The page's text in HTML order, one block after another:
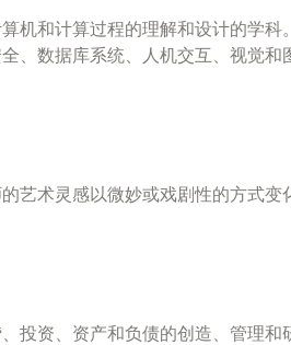
机和计算过程的理解和设计的学
、数据库系统、人机交互、视觉和
艺术灵感以微妙或戏剧性的方式
投资、资产和负债的创造、管理和